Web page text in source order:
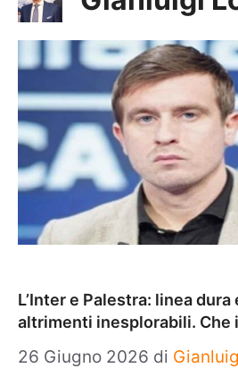
L’Inter e Palestra: linea
altrimenti inesplorabili. Che
26 Giugno 2026 di